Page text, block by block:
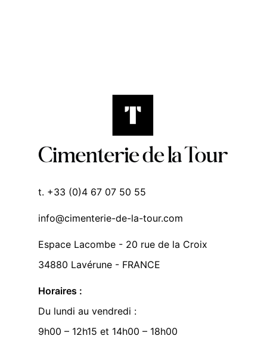
t. +33 (0)4 67 07 50 55
info@cimenterie-de-la-tour.com
Espace Lacombe - 20 rue de la Croix
34880 Lavérune - FRANCE
Horaires :
Du lundi au vendredi :
9h00 – 12h15 et 14h00 – 18h00